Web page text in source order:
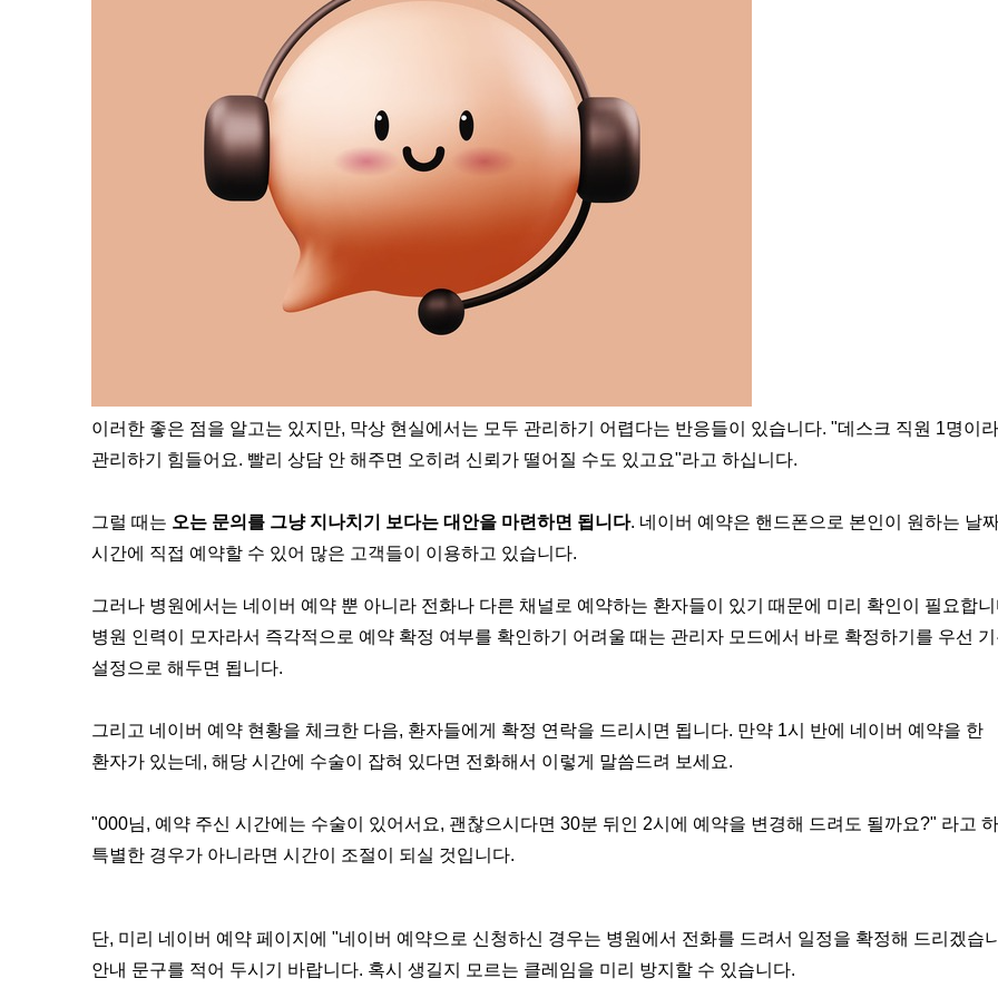
이러한 좋은 점을 알고는 있지만, 막상 현실에서는 모두 관리하기 어렵다는 반응들이 있습니다. "데스크 직원 1명이
관리하기 힘들어요. 빨리 상담 안 해주면 오히려 신뢰가 떨어질 수도 있고요"라고 하십니다.
그럴 때는 오는 문의를 그냥 지나치기 보다는 대안을 마련하면 됩니다. 네이버 예약은 핸드폰으로 본인이 원하는 날
시간에 직접 예약할 수 있어 많은 고객들이 이용하고 있습니다.
그러나 병원에서는 네이버 예약 뿐 아니라 전화나 다른 채널로 예약하는 환자들이 있기 때문에 미리 확인이 필요합
병원 인력이 모자라서 즉각적으로 예약 확정 여부를 확인하기 어려울 때는 관리자 모드에서 바로 확정하기를 우선
설정으로 해두면 됩니다.
그리고 네이버 예약 현황을 체크한 다음, 환자들에게 확정 연락을 드리시면 됩니다. 만약 1시 반에 네이버 예약을 한
환자가 있는데, 해당 시간에 수술이 잡혀 있다면 전화해서 이렇게 말씀드려 보세요.
"000님, 예약 주신 시간에는 수술이 있어서요, 괜찮으시다면 30분 뒤인 2시에 예약을 변경해 드려도 될까요?" 라고
특별한 경우가 아니라면 시간이 조절이 되실 것입니다.
단, 미리 네이버 예약 페이지에 "네이버 예약으로 신청하신 경우는 병원에서 전화를 드려서 일정을 확정해 드리겠습
안내 문구를 적어 두시기 바랍니다. 혹시 생길지 모르는 클레임을 미리 방지할 수 있습니다.